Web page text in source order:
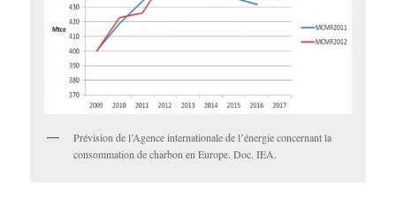
Prévision de l’Agence internationale de l’énergie concernant la
consommation de charbon en Europe. Doc. IEA.